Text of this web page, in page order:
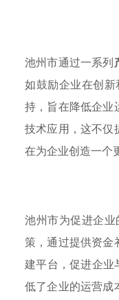
池州市通过一系列
如鼓励企业在创
持，旨在降低企业
技术应用，这不仅
在为企业创造一个
池州市为促进企
策，通过提供资金
建平台，促进企业
低了企业的运营成